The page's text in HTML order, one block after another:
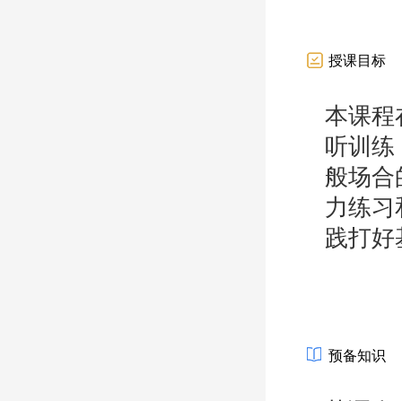
授课目标
本课程
听训练
般场合
力练
践打
预备知识